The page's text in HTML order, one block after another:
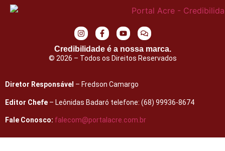
Credibilidade é a nossa marca.
© 2026 – Todos os Direitos Reservados
Diretor Responsável – Fredson Camargo
Editor Chefe – Leônidas Badaró telefone: (68) 99936-8674
Fale Conosco: falecom@portalacre.com.br